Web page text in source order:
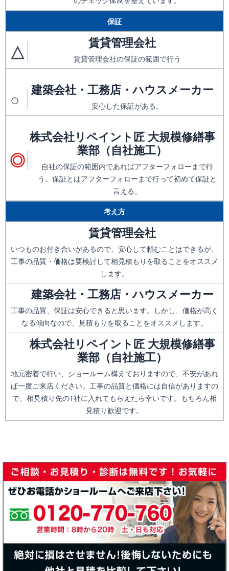
保証
賃貸管理会社
△ 賃貸管理会社の保証の範囲で行う
建築会社・工務店・ハウスメーカー
○ 安心した保証がある。
株式会社リペイント匠 大規模修繕事
業部（自社施工）
◎
自社の保証の範囲内であればアフターフォローまで行
う。保証とはアフターフォローまで行って初めて保証と
言える。
考え方
賃貸管理会社
いつものお付き合いがあるので、安心して頼むことはできるが、
工事の品質・価格は要検討して相見積もりを取ることをオススメ
します。
建築会社・工務店・ハウスメーカー
工事の品質、保証は安心できると思います。しかし、価格が高く
なる傾向なので、見積もりを取ることをオススメします。
株式会社リペイント匠 大規模修繕事
業部（自社施工）
地元密着で行い、ショールーム構えておりますので、不安があれ
ば一度ご来店ください。工事の品質と価格には自信がありますの
で、相見積り先の1社に入れてもらえたら幸いです。もちろん相
見積り歓迎です。